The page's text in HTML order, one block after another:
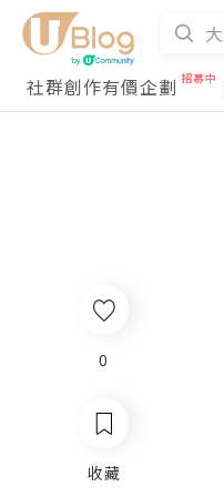
社群創作有價企劃
0
收藏